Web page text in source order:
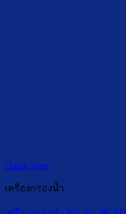
Quick View
เครื่องกรองน้ำ